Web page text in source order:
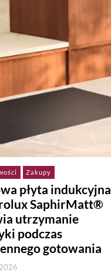
Zakupy
płyta indukcyjna
SaphirMatt®
utrzymanie
podczas
gotowania